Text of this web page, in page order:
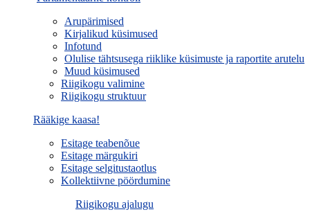
Arupärimised
Kirjalikud küsimused
Infotund
Olulise tähtsusega riiklike küsimuste ja raportite arutelu
Muud küsimused
Riigikogu valimine
Riigikogu struktuur
Rääkige kaasa!
Esitage teabenõue
Esitage märgukiri
Esitage selgitustaotlus
Kollektiivne pöördumine
Riigikogu ajalugu